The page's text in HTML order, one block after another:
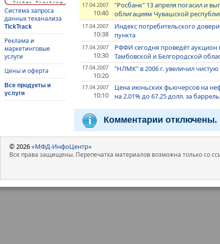
Система запроса
данных теханализа
TickTrack
Реклама и
маркетинговые
услуги
Цены и оферта
Все продукты и
услуги
17.04.2007
10:40
"Росбанк" 13 апреля погасил и
облигациям Чувашской
17.04.2007
10:38
Индекс потребительского
пункта
17.04.2007
10:30
РФФИ сегодня проведёт
Тамбовской и Белгородской
17.04.2007
10:20
"НЛМК" в 2006 г. увеличил
17.04.2007
10:10
Цена июньских фьючерсов на
на 2.01% до 67.25 долл. за
Комментарии отключены.
© 2026«МФД-ИнфоЦентр»
Все права защищены. Перепечатка материалов возможна только со